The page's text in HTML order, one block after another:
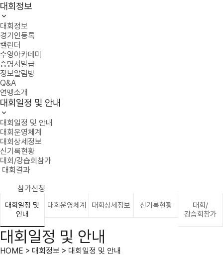
대회정보
대회정보
경기인등록
캘린더
수영아카데미
증명서발급
정보알림방
Q&A
연맹소개
대회일정 및 안내
대회일정 및 안내
대회운영체계
대회상세정보
신기록현황
대회/강습회참가
대회결과
참가신청
대회일정 및
안내
대회운영체계 대회상세정보 신기록현황
대회/
강습회참가
대회일정 및 안내
HOME > 대회정보 > 대회일정 및 안내